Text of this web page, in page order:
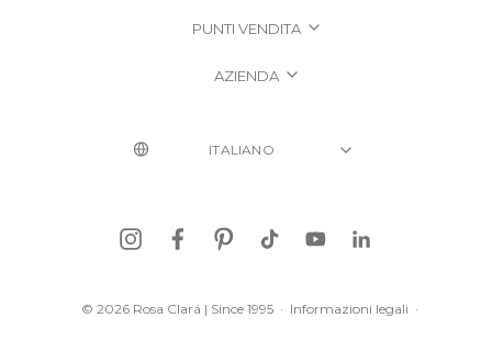
PUNTI VENDITA
AZIENDA
© 2026 Rosa Clará | Since 1995 · Informazioni legali ·